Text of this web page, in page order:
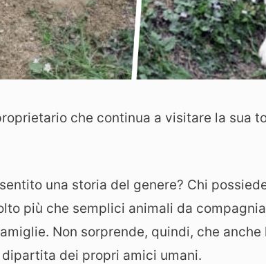
che continua a visitare la sua
una storia del genere? Chi
più che semplici animali da
Non sorprende, quindi, che anche
dei propri amici umani.